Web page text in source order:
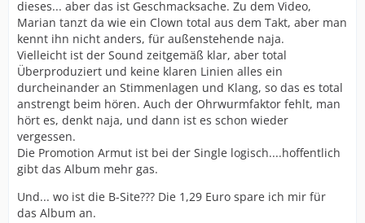
dieses... aber das ist Geschmacksache. Zu dem Video,
Marian tanzt da wie ein Clown total aus dem Takt, aber man
kennt ihn nicht anders, für außenstehende naja.
Vielleicht ist der Sound zeitgemäß klar, aber total
Überproduziert und keine klaren Linien alles ein
durcheinander an Stimmenlagen und Klang, so das es total
anstrengt beim hören. Auch der Ohrwurmfaktor fehlt, man
hört es, denkt naja, und dann ist es schon wieder
vergessen.
Die Promotion Armut ist bei der Single logisch....hoffentlich
gibt das Album mehr gas.
Und... wo ist die B-Site??? Die 1,29 Euro spare ich mir für
das Album an.